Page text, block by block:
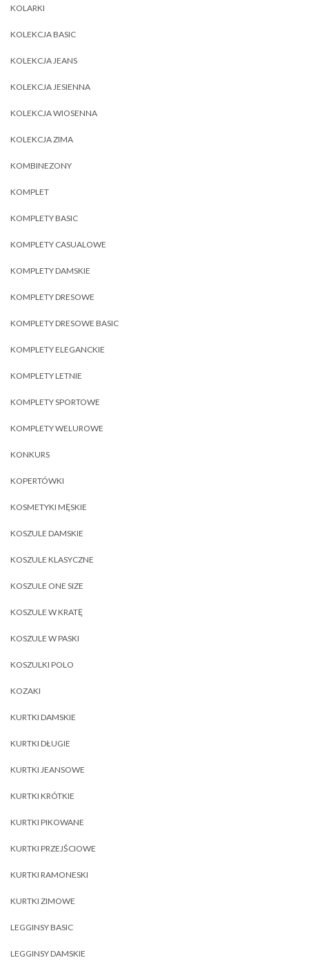
KOLARKI
KOLEKCJA BASIC
KOLEKCJA JEANS
KOLEKCJA JESIENNA
KOLEKCJA WIOSENNA
KOLEKCJA ZIMA
KOMBINEZONY
KOMPLET
KOMPLETY BASIC
KOMPLETY CASUALOWE
KOMPLETY DAMSKIE
KOMPLETY DRESOWE
KOMPLETY DRESOWE BASIC
KOMPLETY ELEGANCKIE
KOMPLETY LETNIE
KOMPLETY SPORTOWE
KOMPLETY WELUROWE
KONKURS
KOPERTÓWKI
KOSMETYKI MĘSKIE
KOSZULE DAMSKIE
KOSZULE KLASYCZNE
KOSZULE ONE SIZE
KOSZULE W KRATĘ
KOSZULE W PASKI
KOSZULKI POLO
KOZAKI
KURTKI DAMSKIE
KURTKI DŁUGIE
KURTKI JEANSOWE
KURTKI KRÓTKIE
KURTKI PIKOWANE
KURTKI PRZEJŚCIOWE
KURTKI RAMONESKI
KURTKI ZIMOWE
LEGGINSY BASIC
LEGGINSY DAMSKIE